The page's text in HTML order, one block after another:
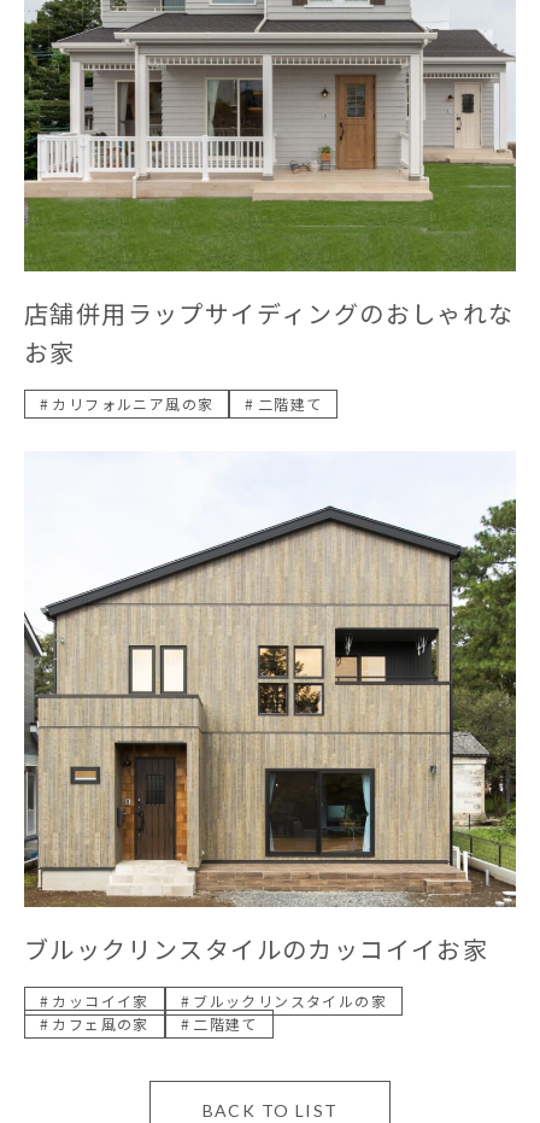
店舗併用ラップサイディングのおしゃれな
お家
カリフォルニア風の家 二階建て
ブルックリンスタイルのカッコイイお家
カッコイイ家
ブルックリンスタイルの家
カフェ風の家
二階建て
BACK TO LIST